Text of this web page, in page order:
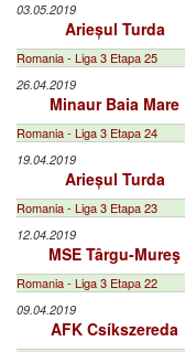
03.05.2019
Arieșul Turda
Romania - Liga 3 Etapa 25
26.04.2019
Minaur Baia Mare
Romania - Liga 3 Etapa 24
19.04.2019
Arieșul Turda
Romania - Liga 3 Etapa 23
12.04.2019
MSE Târgu-Mureş
Romania - Liga 3 Etapa 22
09.04.2019
AFK Csíkszereda